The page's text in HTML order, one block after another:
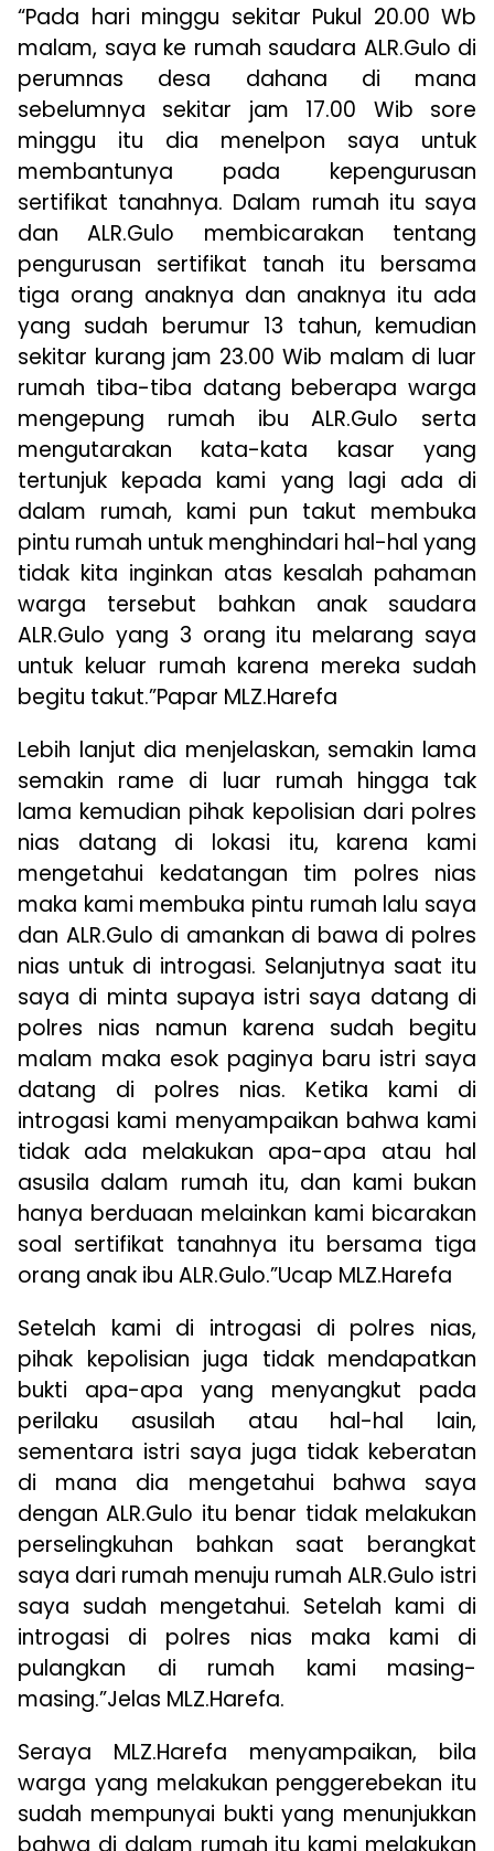
“Pada hari minggu sekitar Pukul 20.00 Wb
malam, saya ke rumah saudara ALR.Gulo di
perumnas desa dahana di mana
sebelumnya sekitar jam 17.00 Wib sore
minggu itu dia menelpon saya untuk
membantunya pada kepengurusan
sertifikat tanahnya. Dalam rumah itu saya
dan ALR.Gulo membicarakan tentang
pengurusan sertifikat tanah itu bersama
tiga orang anaknya dan anaknya itu ada
yang sudah berumur 13 tahun, kemudian
sekitar kurang jam 23.00 Wib malam di luar
rumah tiba-tiba datang beberapa warga
mengepung rumah ibu ALR.Gulo serta
mengutarakan kata-kata kasar yang
tertunjuk kepada kami yang lagi ada di
dalam rumah, kami pun takut membuka
pintu rumah untuk menghindari hal-hal yang
tidak kita inginkan atas kesalah pahaman
warga tersebut bahkan anak saudara
ALR.Gulo yang 3 orang itu melarang saya
untuk keluar rumah karena mereka sudah
begitu takut.”Papar MLZ.Harefa
Lebih lanjut dia menjelaskan, semakin lama
semakin rame di luar rumah hingga tak
lama kemudian pihak kepolisian dari polres
nias datang di lokasi itu, karena kami
mengetahui kedatangan tim polres nias
maka kami membuka pintu rumah lalu saya
dan ALR.Gulo di amankan di bawa di polres
nias untuk di introgasi. Selanjutnya saat itu
saya di minta supaya istri saya datang di
polres nias namun karena sudah begitu
malam maka esok paginya baru istri saya
datang di polres nias. Ketika kami di
introgasi kami menyampaikan bahwa kami
tidak ada melakukan apa-apa atau hal
asusila dalam rumah itu, dan kami bukan
hanya berduaan melainkan kami bicarakan
soal sertifikat tanahnya itu bersama tiga
orang anak ibu ALR.Gulo.”Ucap MLZ.Harefa
Setelah kami di introgasi di polres nias,
pihak kepolisian juga tidak mendapatkan
bukti apa-apa yang menyangkut pada
perilaku asusilah atau hal-hal lain,
sementara istri saya juga tidak keberatan
di mana dia mengetahui bahwa saya
dengan ALR.Gulo itu benar tidak melakukan
perselingkuhan bahkan saat berangkat
saya dari rumah menuju rumah ALR.Gulo istri
saya sudah mengetahui. Setelah kami di
introgasi di polres nias maka kami di
pulangkan di rumah kami masing-
masing.”Jelas MLZ.Harefa.
Seraya MLZ.Harefa menyampaikan, bila
warga yang melakukan penggerebekan itu
sudah mempunyai bukti yang menunjukkan
bahwa di dalam rumah itu kami melakukan